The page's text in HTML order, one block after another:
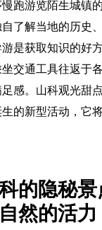
跑游览陌生城镇
了解当地的历史
是获取知识的好
交通工具往返于
感。山科观光甜
的新型活动，它
的隐秘
然的活力